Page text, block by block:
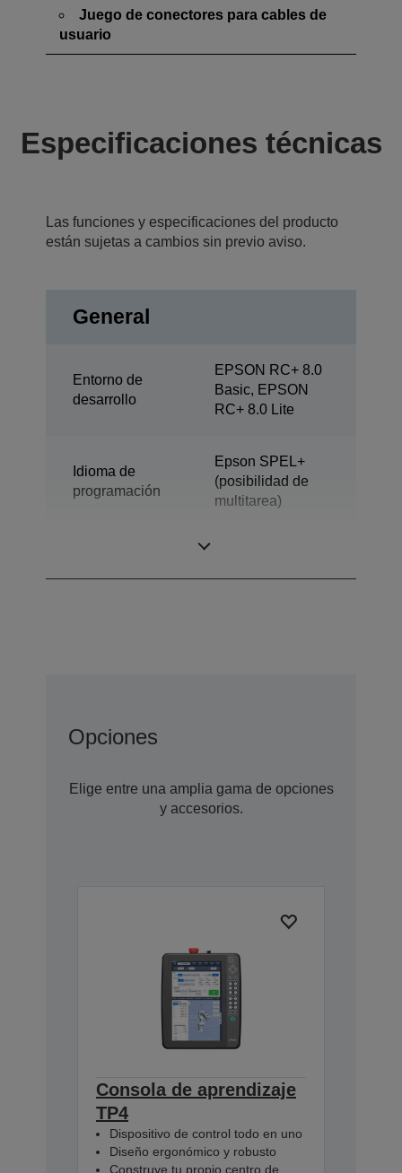
Juego de conectores para cables de
usuario
Especificaciones técnicas
Las funciones y especificaciones del producto
están sujetas a cambios sin previo aviso.
General
Entorno de
desarrollo
EPSON RC+ 8.0
Basic, EPSON
RC+ 8.0 Lite
Idioma de
programación
Epson SPEL+
(posibilidad de
multitarea)
Opciones
Elige entre una amplia gama de opciones
y accesorios.
Consola de aprendizaje
TP4
Dispositivo de control todo en uno
Diseño ergonómico y robusto
Construye tu propio centro de